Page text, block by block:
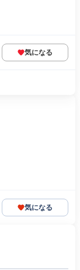
気になる
気になる